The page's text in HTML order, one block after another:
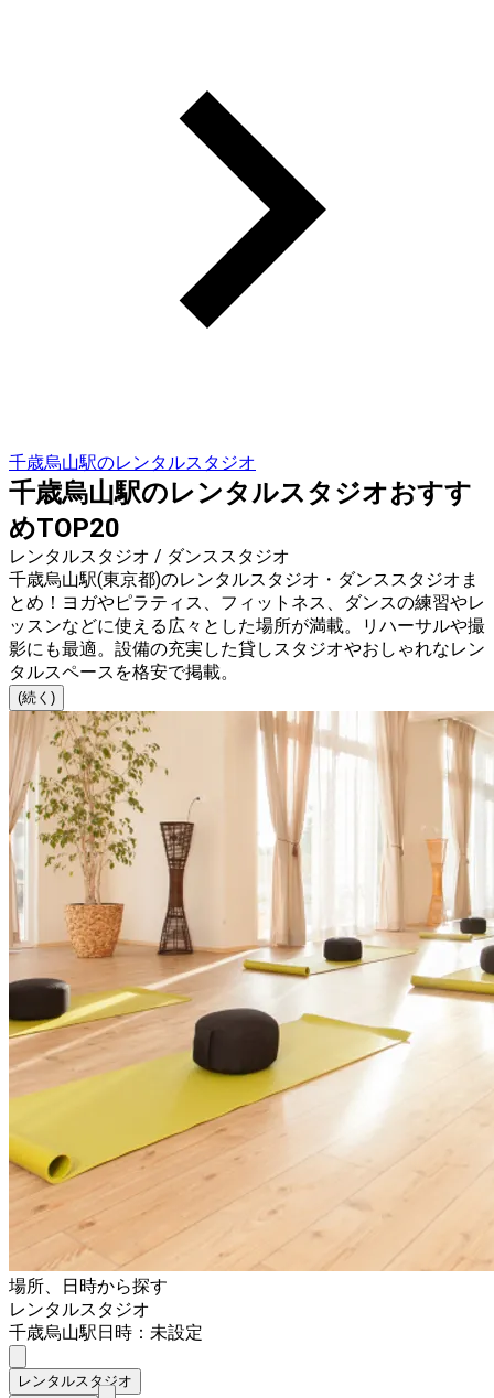
千歳烏山駅のレンタルスタジオ
千歳烏山駅のレンタルスタジオおすす
めTOP20
レンタルスタジオ / ダンススタジオ
千歳烏山駅(東京都)のレンタルスタジオ・ダンススタジオま
とめ！ヨガやピラティス、フィットネス、ダンスの練習やレ
ッスンなどに使える広々とした場所が満載。リハーサルや撮
影にも最適。設備の充実した貸しスタジオやおしゃれなレン
タルスペースを格安で掲載。
(続く)
場所、日時から探す
レンタルスタジオ
千歳烏山駅日時：未設定
レンタルスタジオ